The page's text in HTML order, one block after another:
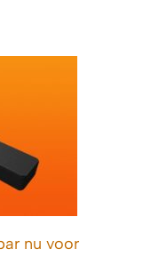
nu voor